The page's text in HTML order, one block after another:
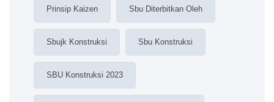
Prinsip Kaizen Sbu Diterbitkan Oleh
Sbujk Konstruksi Sbu Konstruksi
SBU Konstruksi 2023